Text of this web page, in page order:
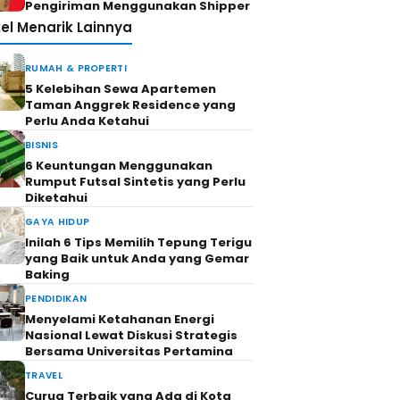
Pengiriman Menggunakan Shipper
Menarik Lainnya
RUMAH & PROPERTI
5 Kelebihan Sewa Apartemen
Taman Anggrek Residence yang
Perlu Anda Ketahui
BISNIS
6 Keuntungan Menggunakan
Rumput Futsal Sintetis yang Perlu
Diketahui
GAYA HIDUP
Inilah 6 Tips Memilih Tepung Terigu
yang Baik untuk Anda yang Gemar
Baking
PENDIDIKAN
Menyelami Ketahanan Energi
Nasional Lewat Diskusi Strategis
Bersama Universitas Pertamina
TRAVEL
Curug Terbaik yang Ada di Kota